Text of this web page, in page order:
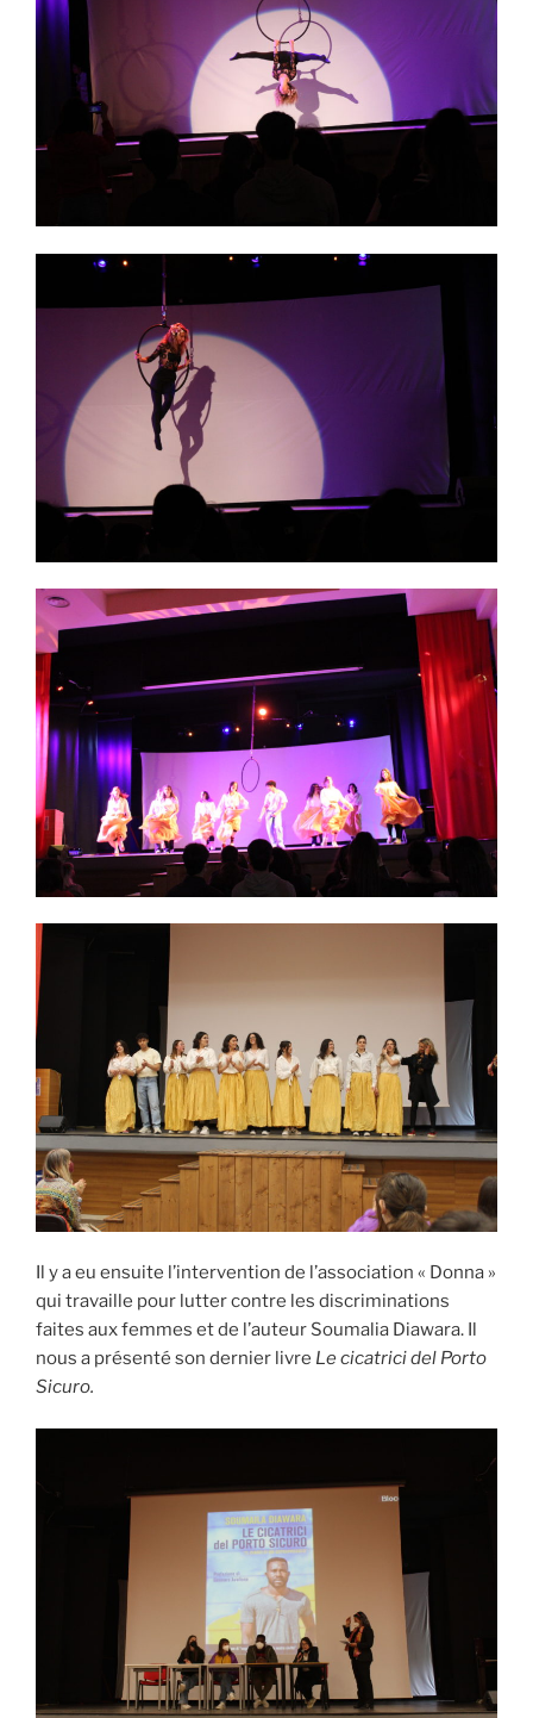
Il y a eu ensuite l’intervention de l’association « Donna »
qui travaille pour lutter contre les discriminations
faites aux femmes et de l’auteur Soumalia Diawara. Il
nous a présenté son dernier livre Le cicatrici del Porto
Sicuro.